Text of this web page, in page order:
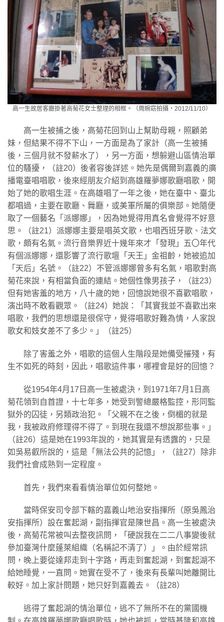
高一生故居客廳掛著高菊花女士整理的相框。（周婉窈拍攝，2012/11/10）
高一生被捕之後，高菊花回到山上幫助母親，照顧弟
妹，但結果不得不下山，一方面是為了家計（高一生被捕
後，三個月就不發薪水了），另一方面，想躲避山區情治單
位的騷擾，（註20）後者容後詳述。她先是偶爾到嘉義的廣
播電臺唱唱歌，後來經朋友介紹到高雄羅夢娜歌廳唱歌，開
始了她的歌唱生涯。在高雄唱了一年之後，她在臺中、臺北
都唱過，主要在歌廳、舞廳，或美軍所屬的俱樂部。她隨便
取了一個藝名「派娜娜」，因為她覺得用真名會覺得不好意
思。（註21）派娜娜主要是唱英文歌，也唱西班牙歌、法文
歌，頗有名氣。流行音樂界近十幾年來才「發現」五〇年代
有個派娜娜，還影響了流行歌壇「天王」金祖齡，她被追加
「天后」名號。（註22）不管派娜娜曾多有名氣，唱歌對高
菊花來說，有相當負面的連結。她個性像男孩子，（註23）
但有她害羞的地方，八十歲的她，回憶說她很不喜歡唱歌，
演出時不敢看觀眾。（註24）她說：「其實我並不喜歡出來
唱歌，我們的思想還是很保守，覺得唱歌好難為情，人家說
歌女和妓女差不了多少。」（註25）
除了害羞之外，唱歌的這個人生階段是她備受摧殘，有
生不如死的時刻，因此，唱歌這件事，哪裡會是好的回憶？
從1954年4月17日高一生被處決，到1971年7月1日高
菊花領到自首證，十七年多，她受到警總嚴格監控，形同監
獄外的囚徒，另類政治犯。「父親不在之後，倒楣的就是
我，我被政府修理得不得了。到現在我還不想說那些事。」
（註26）這是她在1993年說的，她其實是有透露的，只是
如吳易叡所說的，這是「無法公共的記憶」，（註27）除非
我們社會成熟到一定程度。
首先，我們來看看情治單位如何整她。
當時保安司令部下轄的嘉義山地治安指揮所（原吳鳳治
安指揮所）設在奮起湖，副指揮官是陳世昌。高一生被處決
後，高菊花常被叫去整夜訊問，「硬說我在二二八事變後就
參加臺灣什麼蓬萊組織（名稱記不清了）」。由於經常訊
問，晚上要從達邦走到十字路，再走到奮起湖，到奮起湖不
給她睡覺，一直問。她實在受不了，後來有長輩叫她離開比
較好。加上家計問題，她只好到嘉義去。（註28）
逃得了奮起湖的情治單位，逃不了無所不在的黨國機